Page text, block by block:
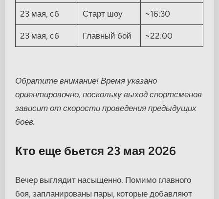
23 мая, сб Старт шоу ~16:30
23 мая, сб Главный бой ~22:00
Обратите внимание! Время указано
ориентировочно, поскольку выход спортсменов
зависит от скорости проведения предыдущих
боев.
Кто еще бьется 23 мая 2026
Вечер выглядит насыщенно. Помимо главного
боя, запланированы пары, которые добавляют